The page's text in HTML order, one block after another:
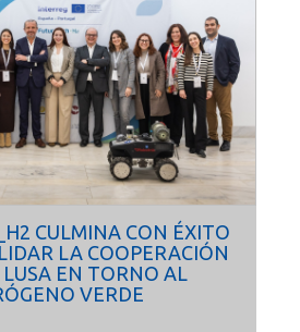
CULMINA CON ÉXITO
LA COOPERACIÓN
LUSA EN TORNO AL
VERDE